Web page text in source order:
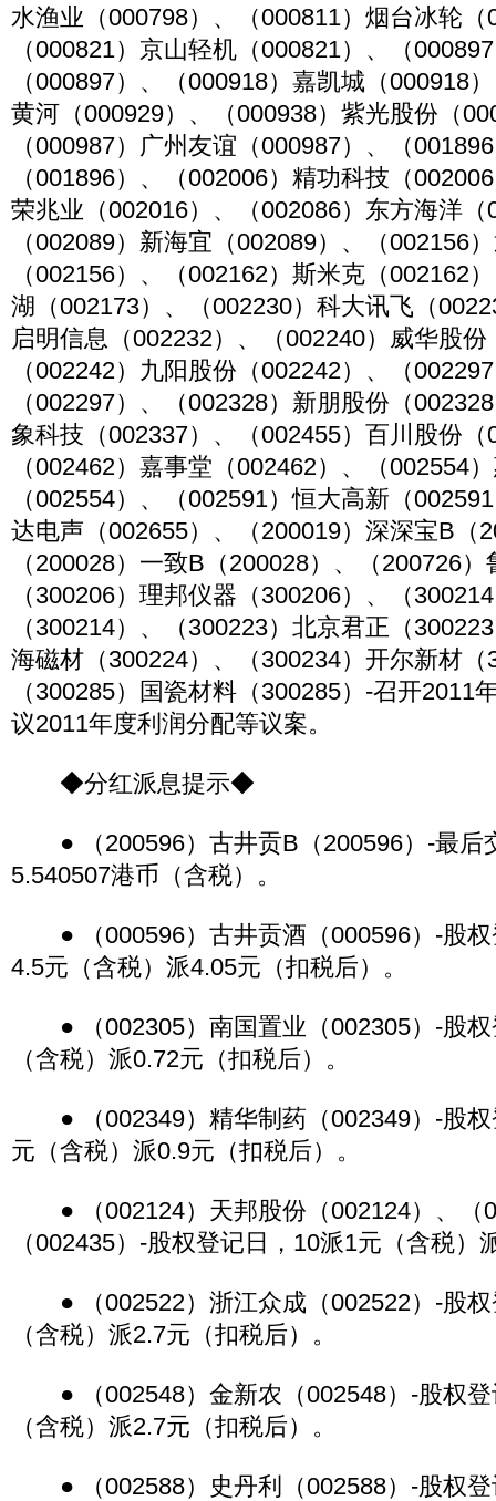
水渔业（000798）、（000811）烟台冰轮（
（000821）京山轻机（000821）、（
（000897）、（000918）嘉凯城（000918
黄河（000929）、（000938）紫光股份（
（000987）广州友谊（000987）、（
（001896）、（002006）精功科技（
荣兆业（002016）、（002086）东方海洋（
（002089）新海宜（002089）、（002156
（002156）、（002162）斯米克（002162
湖（002173）、（002230）科大讯飞（
启明信息（002232）、（002240）威华股份
（002242）九阳股份（002242）、（
（002297）、（002328）新朋股份（
象科技（002337）、（002455）百川股份（
（002462）嘉事堂（002462）、（002554
（002554）、（002591）恒大高新（
达电声（002655）、（200019）深深宝B（
（200028）一致B（200028）、（200726
（300206）理邦仪器（300206）、（
（300214）、（300223）北京君正（
海磁材（300224）、（300234）开尔新材（
（300285）国瓷材料（300285）-召开2011
议2011年度利润分配等议案。
◆分红派息提示◆
● （200596）古井贡B（200596）-最后
5.540507港币（含税）。
● （000596）古井贡酒（000596）-股权
4.5元（含税）派4.05元（扣税后）。
● （002305）南国置业（002305）-股权
（含税）派0.72元（扣税后）。
● （002349）精华制药（002349）-股权
元（含税）派0.9元（扣税后）。
● （002124）天邦股份（002124）、（
（002435）-股权登记日，10派1元（含税）
● （002522）浙江众成（002522）-股权
（含税）派2.7元（扣税后）。
● （002548）金新农（002548）-股权登
（含税）派2.7元（扣税后）。
● （002588）史丹利（002588）-股权登